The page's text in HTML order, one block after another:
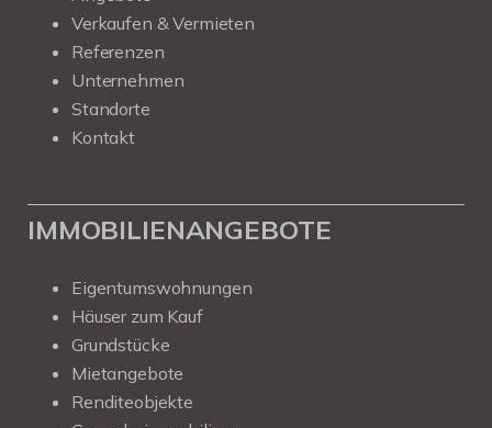
Verkaufen & Vermieten
Referenzen
Unternehmen
Standorte
Kontakt
IMMOBILIENANGEBOTE
Eigentumswohnungen
Häuser zum Kauf
Grundstücke
Mietangebote
Renditeobjekte